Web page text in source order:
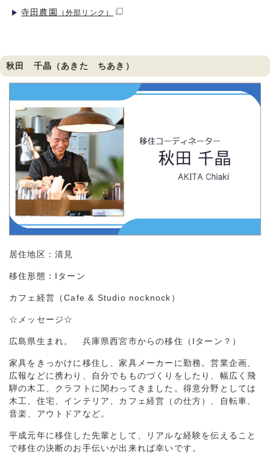
寺田農園 （外部リンク）
秋田 千晶（あきた ちあき）
居住地区：清見
移住形態：Iターン
カフェ経営（Cafe & Studio nocknock）
☆メッセージ☆
広島県生まれ。 兵庫県西宮市からの移住（Iターン？）
家具をきっかけに移住し、家具メーカーに勤務。営業企画、
広報などに携わり、自分でもものづくりをしたり、幅広く飛
騨の木工、クラフトに関わってきました。得意分野としては
木工、住宅、インテリア、カフェ経営（の仕方）、自転車、
音楽、アウトドアなど。
平成元年に移住した先輩として、リアルな経験を伝えること
で移住の決断のお手伝いが出来れば幸いです。